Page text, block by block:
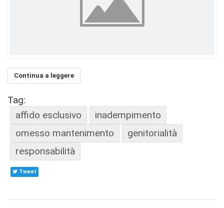
Continua a leggere
Tag:
affido esclusivo
inadempimento
omesso mantenimento
genitorialità
responsabilità
Tweet